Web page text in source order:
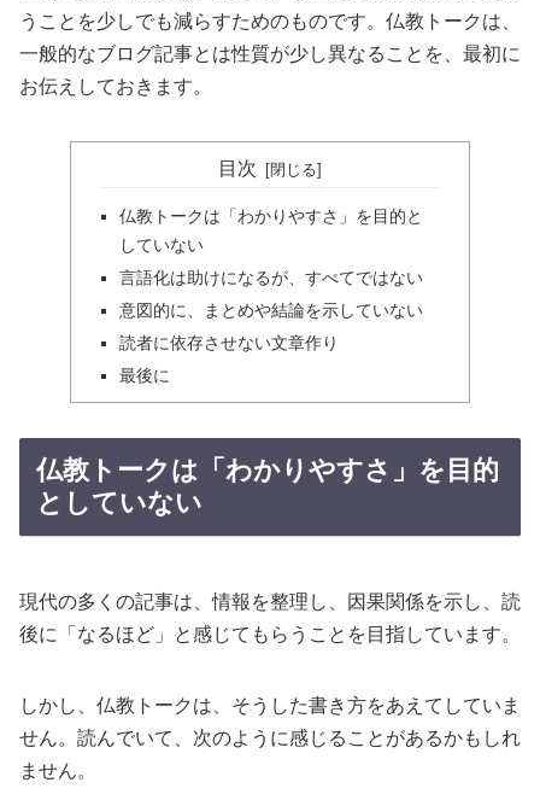
うことを少しでも減らすためのものです。仏教トークは、
一般的なブログ記事とは性質が少し異なることを、最初に
お伝えしておきます。
目次
仏教トークは「わかりやすさ」を目的と
していない
言語化は助けになるが、すべてではない
意図的に、まとめや結論を示していない
読者に依存させない文章作り
最後に
仏教トークは「わかりやすさ」を目的
としていない
現代の多くの記事は、情報を整理し、因果関係を示し、読
後に「なるほど」と感じてもらうことを目指しています。
しかし、仏教トークは、そうした書き方をあえてしていま
せん。読んでいて、次のように感じることがあるかもしれ
ません。